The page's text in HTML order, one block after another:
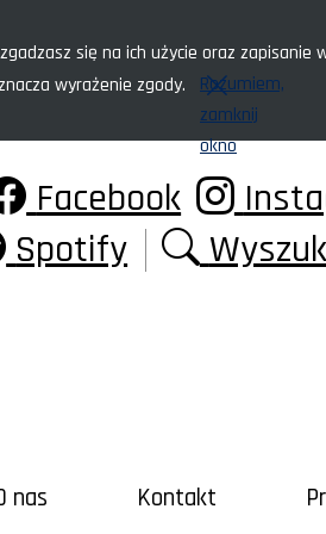
się na ich użycie oraz zapisanie
wyrażenie zgody.
Rozumiem,
zamknij
okno
Facebook
Spotify
nas Kontakt